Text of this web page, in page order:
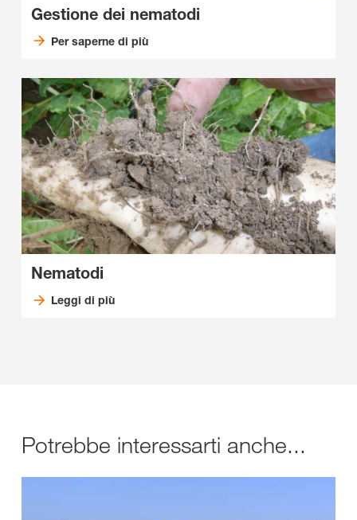
Gestione dei nematodi
Per saperne di più
Nematodi
Leggi di più
Potrebbe interessarti anche...